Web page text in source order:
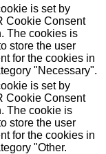
is set by
Cookie Consent
The cookies is
store the user
for the cookies in
"Necessary".
is set by
Cookie Consent
The cookie is
store the user
for the cookies in
"Other.